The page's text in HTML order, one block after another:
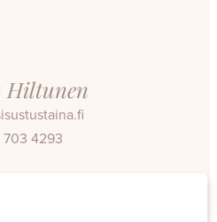
Hiltunen
4293